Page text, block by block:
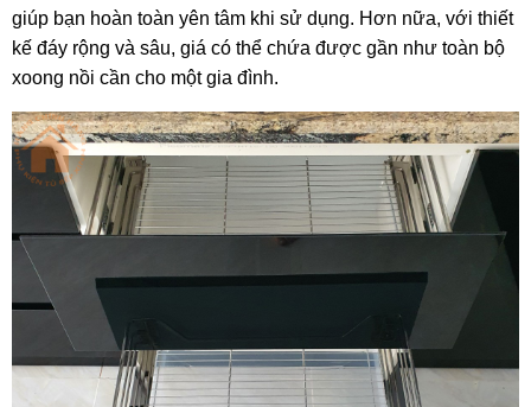
giúp bạn hoàn toàn yên tâm khi sử dụng. Hơn nữa, với thiết
kế đáy rộng và sâu, giá có thể chứa được gần như toàn bộ
xoong nồi cần cho một gia đình.